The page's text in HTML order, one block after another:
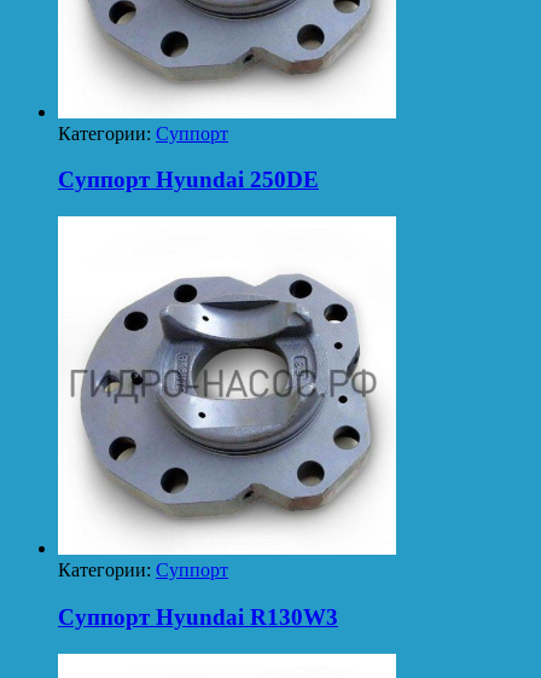
Категории: Суппорт
Суппорт Hyundai 250DE
Категории: Суппорт
Суппорт Hyundai R130W3